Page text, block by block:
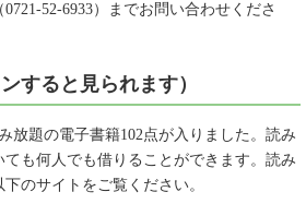
52-6933）までお問い合わせくださ
すると見られます）
放題の電子書籍102点が入りました。読み
も何人でも借りることができます。読み
のサイトをご覧ください。